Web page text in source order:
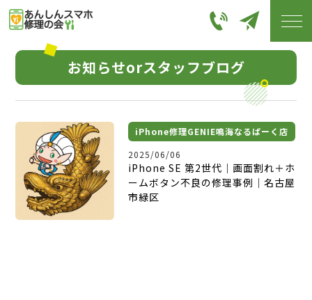
お知らせorスタッフブログ
iPhone修理GENIE鳴海なるぱーく店
2025/06/06
iPhone SE 第2世代｜画面割れ＋ホ
ームボタン不良の修理事例｜名古屋
市緑区